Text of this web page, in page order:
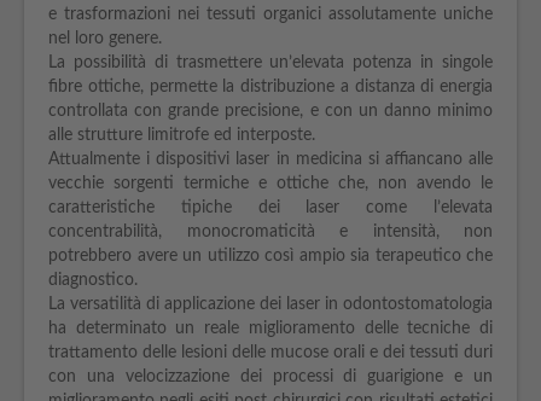
e trasformazioni nei tessuti organici assolutamente uniche
nel loro genere.
La possibilità di trasmettere un’elevata potenza in singole
fibre ottiche, permette la distribuzione a distanza di energia
controllata con grande precisione, e con un danno minimo
alle strutture limitrofe ed interposte.
Attualmente i dispositivi laser in medicina si affiancano alle
vecchie sorgenti termiche e ottiche che, non avendo le
caratteristiche tipiche dei laser come l’elevata
concentrabilità, monocromaticità e intensità, non
potrebbero avere un utilizzo così ampio sia terapeutico che
diagnostico.
La versatilità di applicazione dei laser in odontostomatologia
ha determinato un reale miglioramento delle tecniche di
trattamento delle lesioni delle mucose orali e dei tessuti duri
con una velocizzazione dei processi di guarigione e un